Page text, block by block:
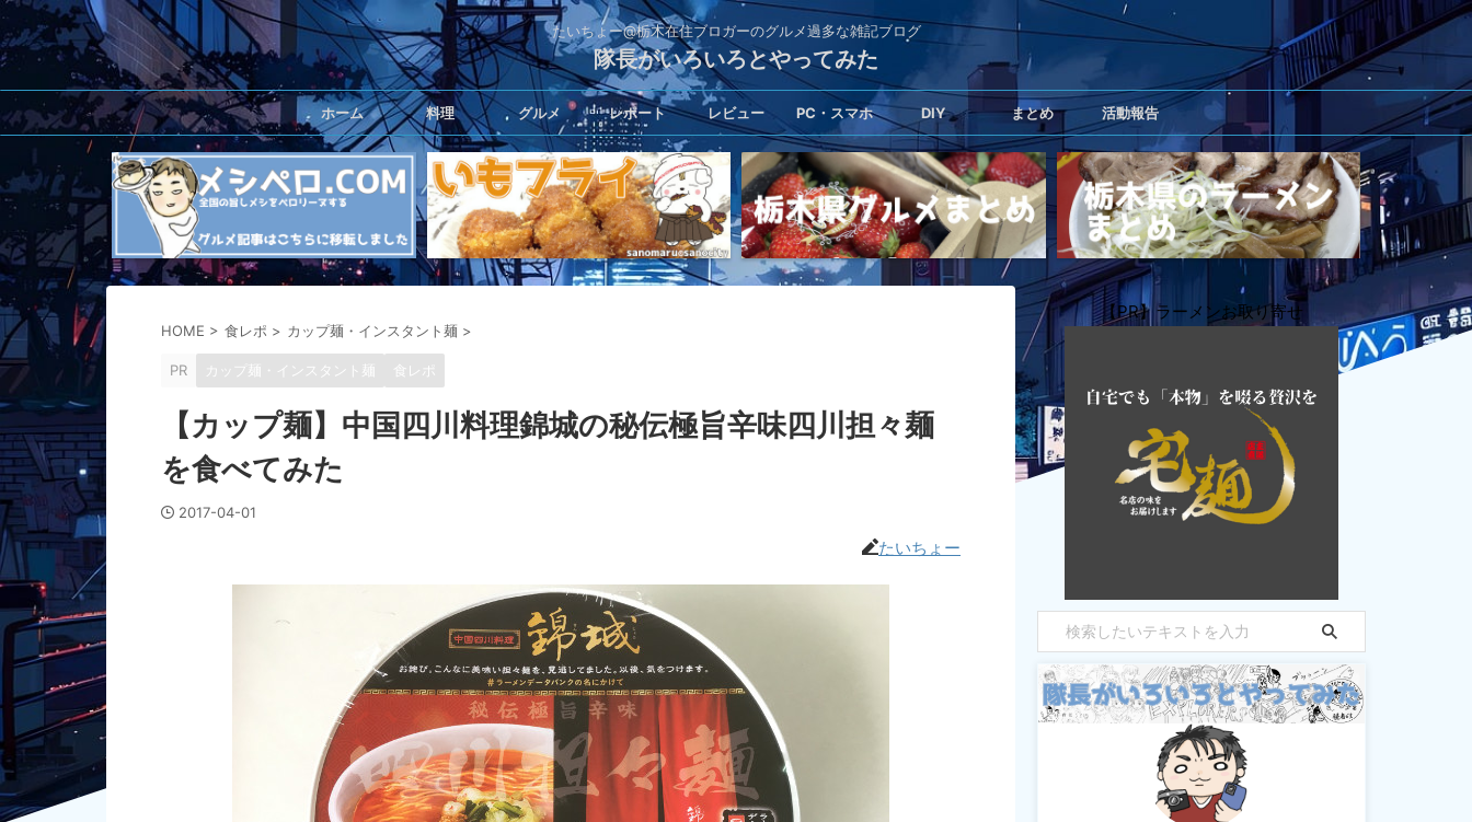
たいちょー@栃木在住ブロガーのグルメ過多な雑記ブログ
隊長がいろいろとやってみた
ホーム 料理 グルメ レポート レビュー PC・スマホ DIY まとめ 活動報告
HOME > 食レポ > カップ麺・インスタント麺 >
PR カップ麺・インスタント麺 食レポ
【カップ麺】中国四川料理錦城の秘伝極旨辛味四川担々麺
を食べてみた
2017-04-01
たいちょー
【PR】ラーメンお取り寄せ